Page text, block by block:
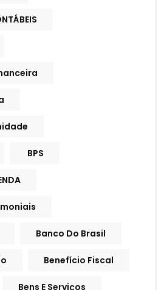
BPS
Banco Do Brasil
Benefício Fiscal
Bens E Serviços